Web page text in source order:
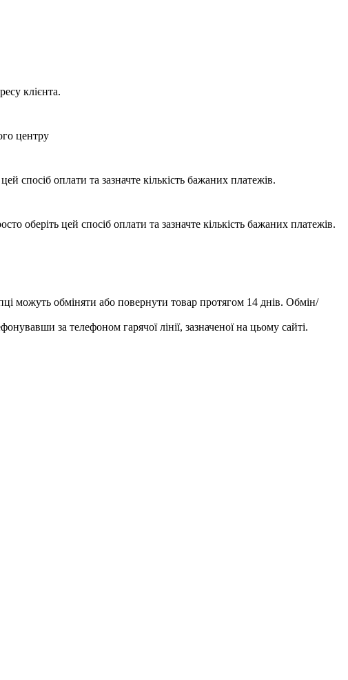
клієнта.
центру
оплати та зазначте кількість бажаних платежів.
цей спосіб оплати та зазначте кількість бажаних платежів.
можуть обміняти або повернути товар протягом 14 днів. Обмін/
за телефоном гарячої лінії, зазначеної на цьому сайті.